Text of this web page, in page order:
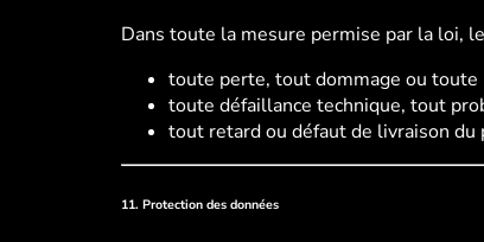
Dans toute la mesure permise par la loi,
toute perte, tout dommage ou
toute défaillance technique, tout
tout retard ou défaut de livraison du
11. Protection des données